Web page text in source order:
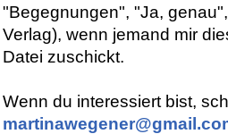
"Begegnungen", "Ja,
Verlag), wenn jemand mir
Datei zuschickt.
Wenn du interessiert bist,